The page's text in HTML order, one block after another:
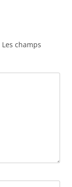
Les champs